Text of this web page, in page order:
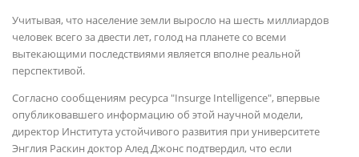
Учитывая, что население земли выросло на шесть миллиардов
человек всего за двести лет, голод на планете со всеми
вытекающими последствиями является вполне реальной
перспективой.
Согласно сообщениям ресурса "Insurge Intelligence", впервые
опубликовавшего информацию об этой научной модели,
директор Института устойчивого развития при университете
Энглия Раскин доктор Алед Джонс подтвердил, что если